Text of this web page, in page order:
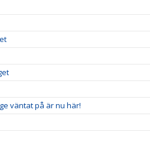
väntat på är nu här!